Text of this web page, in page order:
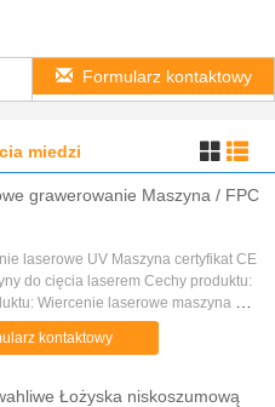
Formularz kontaktowy
miedzi
grawerowanie Maszyna / FPC
laserowe UV Maszyna certyfikat CE
do cięcia laserem Cechy produktu:
Wiercenie laserowe maszyna UV
Asida Numer modelu: JG23
Chiny ...
kontaktowy
Łożyska niskoszumową